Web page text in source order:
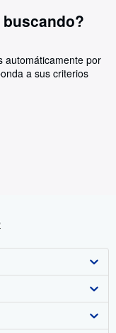
automáticamente por
a sus criterios